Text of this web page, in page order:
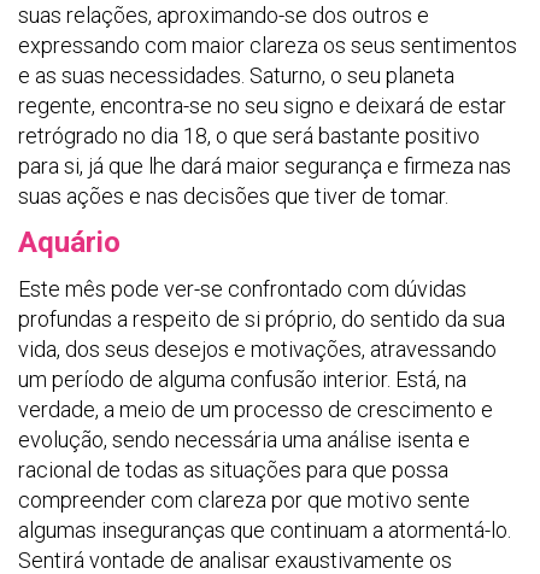
suas relações, aproximando-se dos outros e
expressando com maior clareza os seus sentimentos
e as suas necessidades. Saturno, o seu planeta
regente, encontra-se no seu signo e deixará de estar
retrógrado no dia 18, o que será bastante positivo
para si, já que lhe dará maior segurança e firmeza nas
suas ações e nas decisões que tiver de tomar.
Aquário
Este mês pode ver-se confrontado com dúvidas
profundas a respeito de si próprio, do sentido da sua
vida, dos seus desejos e motivações, atravessando
um período de alguma confusão interior. Está, na
verdade, a meio de um processo de crescimento e
evolução, sendo necessária uma análise isenta e
racional de todas as situações para que possa
compreender com clareza por que motivo sente
algumas inseguranças que continuam a atormentá-lo.
Sentirá vontade de analisar exaustivamente os